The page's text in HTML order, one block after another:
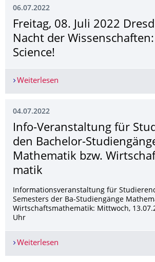
06.07.2022
Freitag, 08. Juli 2022
Nacht der Wissenschaften:
Science!
Weiterlesen
04.07.2022
Info-Veranstaltung für
den Bachelor-
Mathematik bzw.
matik
Informationsveranstaltung für
Semesters der Ba-Studiengänge
Wirtschaftsmathematik: Mittwoch,
Uhr
Weiterlesen